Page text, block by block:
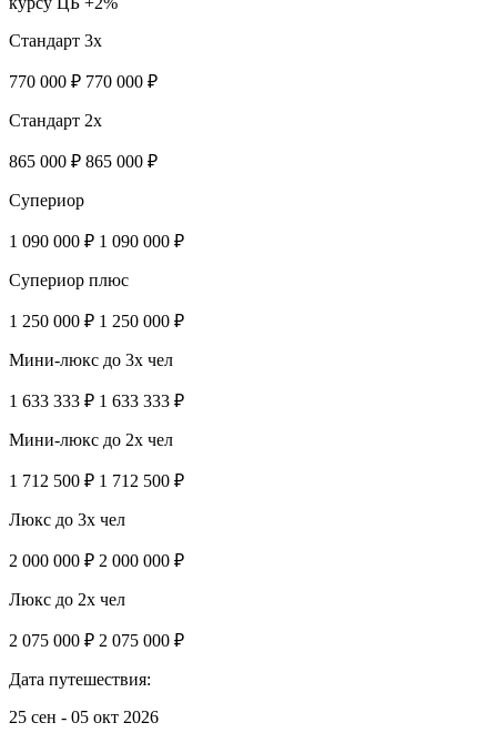
Стандарт 3х
770 000 ₽ 770 000 ₽
Стандарт 2х
865 000 ₽ 865 000 ₽
Супериор
1 090 000 ₽ 1 090 000 ₽
Супериор плюс
1 250 000 ₽ 1 250 000 ₽
Мини-люкс до 3х чел
1 633 333 ₽ 1 633 333 ₽
Мини-люкс до 2х чел
1 712 500 ₽ 1 712 500 ₽
Люкс до 3х чел
2 000 000 ₽ 2 000 000 ₽
Люкс до 2х чел
2 075 000 ₽ 2 075 000 ₽
Дата путешествия:
25 сен - 05 окт 2026